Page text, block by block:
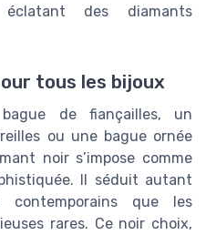
des diamants
tous les bijoux
de fiançailles, un
ou une bague ornée
noir s’impose comme
Il séduit autant
que les
rares. Ce noir choix,